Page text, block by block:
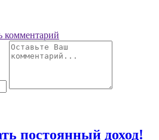
комментарий
постоянный доход!